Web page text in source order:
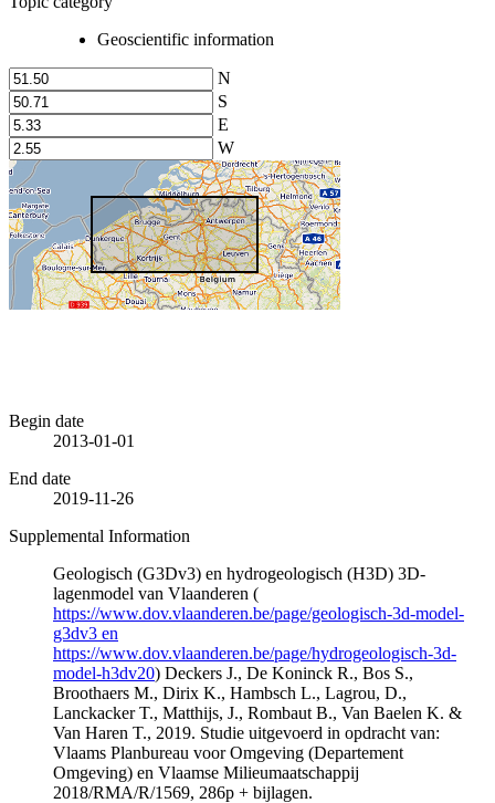
Geoscientific information
N
S
E
W
Begin date
2013-01-01
End date
2019-11-26
Supplemental Information
Geologisch (G3Dv3) en hydrogeologisch (H3D) 3D-
lagenmodel van Vlaanderen (
https://www.dov.vlaanderen.be/page/geologisch-3d-model-
g3dv3 en
https://www.dov.vlaanderen.be/page/hydrogeologisch-3d-
model-h3dv20) Deckers J., De Koninck R., Bos S.,
Broothaers M., Dirix K., Hambsch L., Lagrou, D.,
Lanckacker T., Matthijs, J., Rombaut B., Van Baelen K. &
Van Haren T., 2019. Studie uitgevoerd in opdracht van:
Vlaams Planbureau voor Omgeving (Departement
Omgeving) en Vlaamse Milieumaatschappij
2018/RMA/R/1569, 286p + bijlagen.